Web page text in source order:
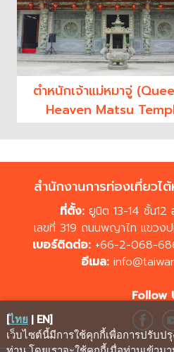
ตำหนักเจ้าแม่หมาจู่
Heaven Matsu
สำนักงานการท่องเที่ยวไ
ที่ตั้ง: ยูนิต 13-14 ชั้น12
เลขที่ 319 ถนนพญาไท แขวง
เบอร์ติดต่อ: +66-2-068-
อีเมล:
Follow
[ไทย | EN]
เว็บไซต์นี้มีการใช้คุกกี้เพื่อการปรับป